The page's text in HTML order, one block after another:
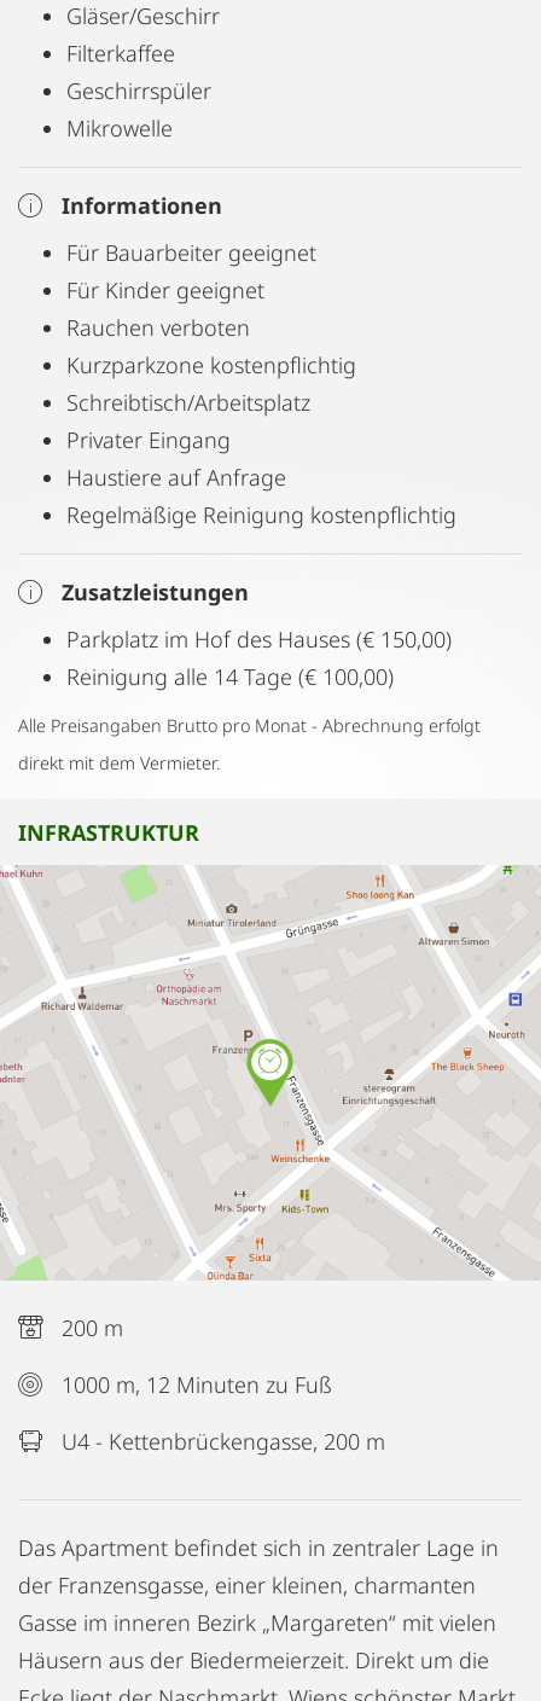
Wir vermieten mehrere Apartments im selben
Gebäude und können daher bei Bedarf auch
größere Gruppen unterbringen.
Gläser/Geschirr
Filterkaffee
Geschirrspüler
Mikrowelle
Informationen
Für Bauarbeiter geeignet
Für Kinder geeignet
Rauchen verboten
Kurzparkzone kostenpflichtig
Schreibtisch/Arbeitsplatz
Privater Eingang
Haustiere auf Anfrage
Regelmäßige Reinigung kostenpflichtig
Zusatzleistungen
Parkplatz im Hof des Hauses (€ 150,00)
Reinigung alle 14 Tage (€ 100,00)
Alle Preisangaben Brutto pro Monat - Abrechnung erfolgt
direkt mit dem Vermieter.
INFRASTRUKTUR
200 m
1000 m, 12 Minuten zu Fuß
U4 - Kettenbrückengasse, 200 m
Das Apartment befindet sich in zentraler Lage in
der Franzensgasse, einer kleinen, charmanten
Gasse im inneren Bezirk „Margareten“ mit vielen
Häusern aus der Biedermeierzeit. Direkt um die